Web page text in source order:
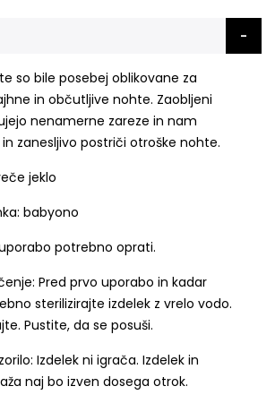
so bile posebej oblikovane za
in občutljive nohte. Zaobljeni
nenamerne zareze in nam
zanesljivo postriči otroške nohte.
jeklo
babyono
potrebno oprati.
Pred prvo uporabo in kadar
sterilizirajte izdelek z vrelo vodo.
Pustite, da se posuši.
Izdelek ni igrača. Izdelek in
naj bo izven dosega otrok.